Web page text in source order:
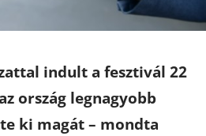
indult a fesztivál 22
ország legnagyobb
ki magát – mondta